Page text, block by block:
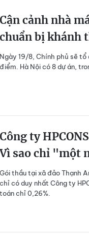
Cận cảnh nhà
chuẩn bị khánh
Ngày 19/8, Chính phủ sẽ
điểm. Hà Nội có 8 dự án,
Công ty
Vì sao chỉ "một
Gói thầu tại xã đảo Thạnh
chỉ có duy nhất Công ty
toán chỉ 0,26%.